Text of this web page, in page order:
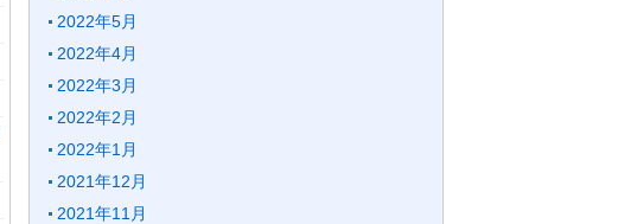
2022年5月
2022年4月
2022年3月
2022年2月
2022年1月
2021年12月
2021年11月